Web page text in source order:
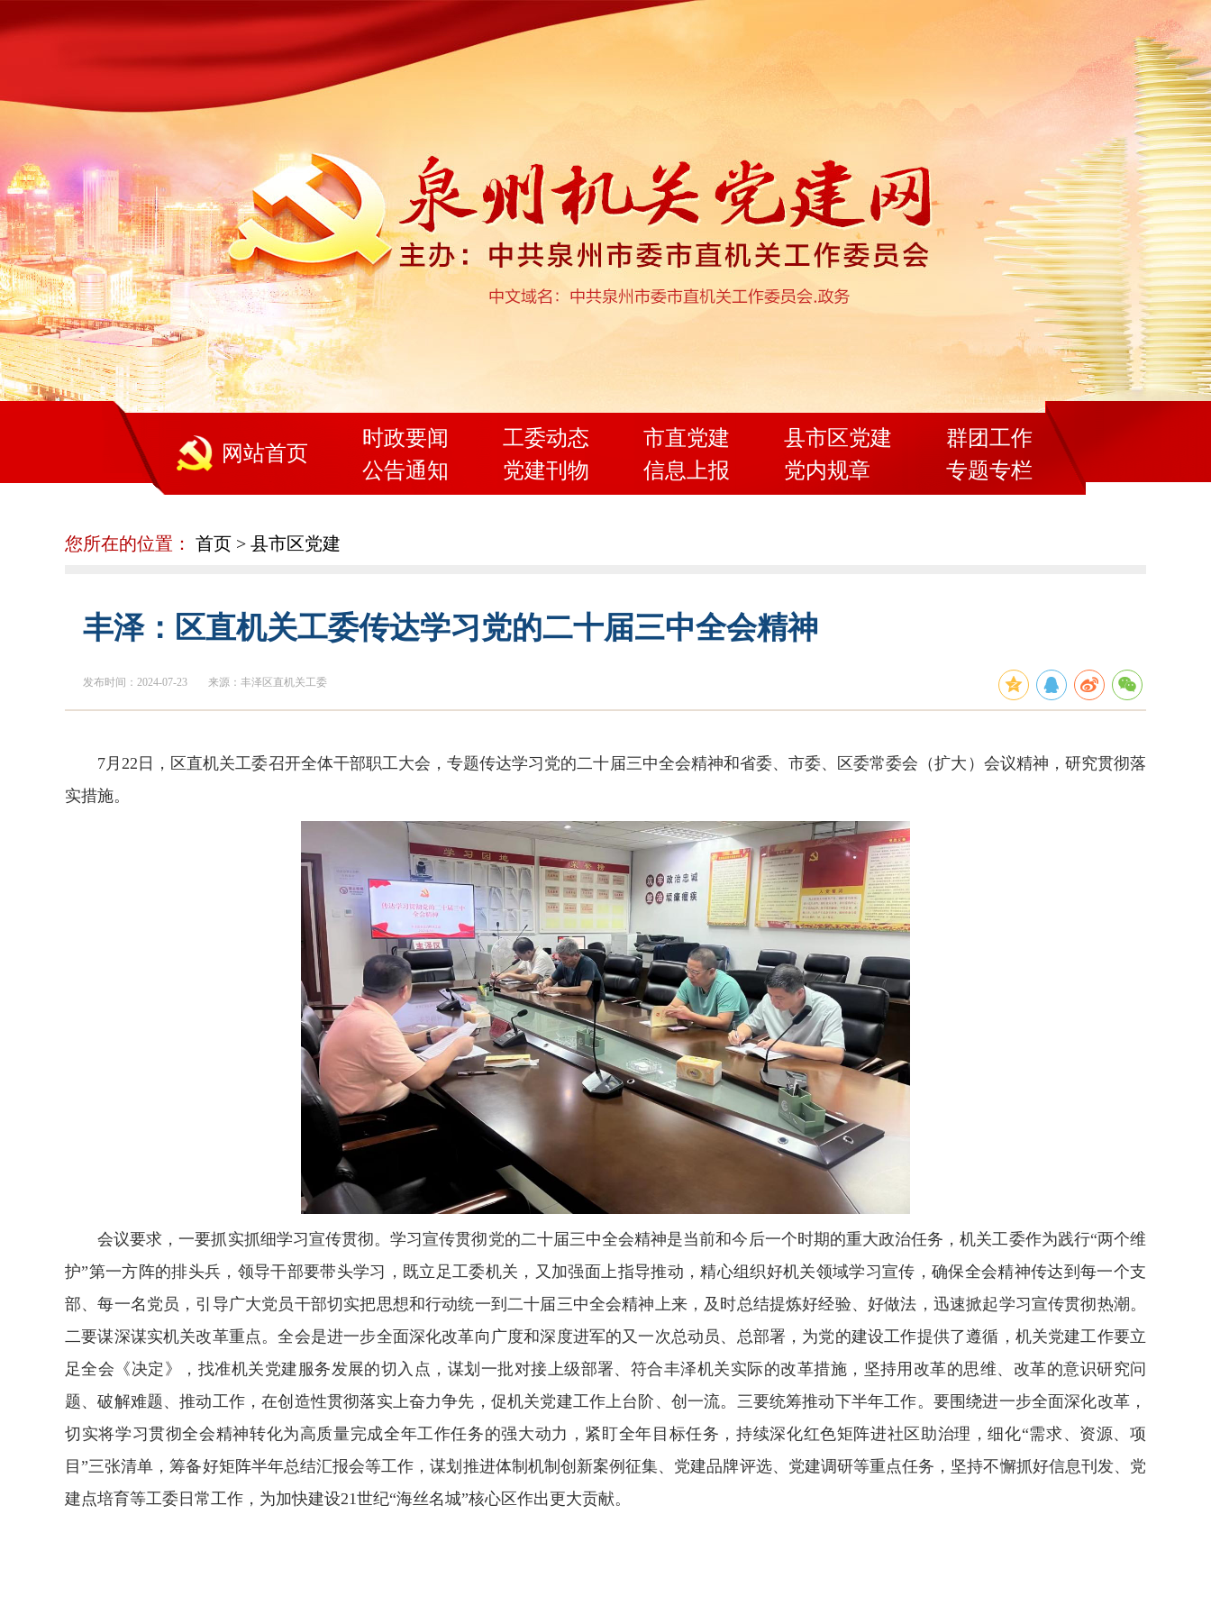
网站首页
时政要闻
公告通知
工委动态
党建刊物
市直党建
信息上报
县市区党建
党内规章
群团工作
专题专栏
您所在的位置： 首页 > 县市区党建
丰泽：区直机关工委传达学习党的二十届三中全会精神
发布时间：2024-07-23 来源：丰泽区直机关工委
7月22日，区直机关工委召开全体干部职工大会，专题传达学习党的二十届三中全会精神和省委、市委、区委常委会（扩大）会议精神，研究贯彻落
实措施。
会议要求，一要抓实抓细学习宣传贯彻。学习宣传贯彻党的二十届三中全会精神是当前和今后一个时期的重大政治任务，机关工委作为践行“两个维
护”第一方阵的排头兵，领导干部要带头学习，既立足工委机关，又加强面上指导推动，精心组织好机关领域学习宣传，确保全会精神传达到每一个支
部、每一名党员，引导广大党员干部切实把思想和行动统一到二十届三中全会精神上来，及时总结提炼好经验、好做法，迅速掀起学习宣传贯彻热潮。
二要谋深谋实机关改革重点。全会是进一步全面深化改革向广度和深度进军的又一次总动员、总部署，为党的建设工作提供了遵循，机关党建工作要立
足全会《决定》，找准机关党建服务发展的切入点，谋划一批对接上级部署、符合丰泽机关实际的改革措施，坚持用改革的思维、改革的意识研究问
题、破解难题、推动工作，在创造性贯彻落实上奋力争先，促机关党建工作上台阶、创一流。三要统筹推动下半年工作。要围绕进一步全面深化改革，
切实将学习贯彻全会精神转化为高质量完成全年工作任务的强大动力，紧盯全年目标任务，持续深化红色矩阵进社区助治理，细化“需求、资源、项
目”三张清单，筹备好矩阵半年总结汇报会等工作，谋划推进体制机制创新案例征集、党建品牌评选、党建调研等重点任务，坚持不懈抓好信息刊发、党
建点培育等工委日常工作，为加快建设21世纪“海丝名城”核心区作出更大贡献。